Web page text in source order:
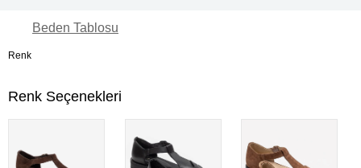
Beden Tablosu
Renk
Renk Seçenekleri